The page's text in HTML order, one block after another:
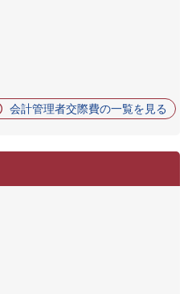
会計管理者交際費の一覧を見る